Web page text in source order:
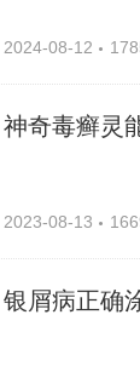
2024-08-12
神奇毒癣灵
2023-08-13
银屑病正确